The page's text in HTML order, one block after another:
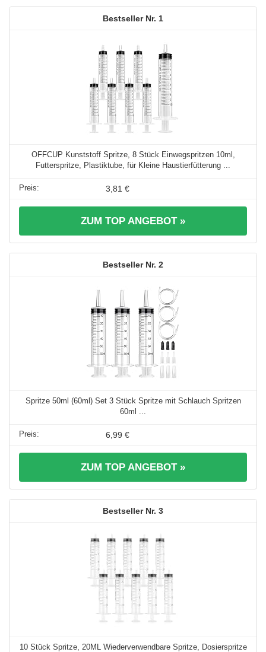
1
OFFCUP Kunststoff Spritze, 8 Stück Einwegspritzen 10ml,
Futterspritze, Plastiktube, für Kleine Haustierfütterung ...
3,81 €
ZUM TOP ANGEBOT »
2
Spritze 50ml (60ml) Set 3 Stück Spritze mit Schlauch Spritzen
60ml ...
6,99 €
ZUM TOP ANGEBOT »
3
10 Stück Spritze, 20ML Wiederverwendbare Spritze, Dosierspritze